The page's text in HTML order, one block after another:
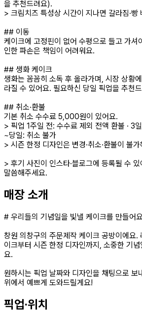
을 추천드려요).
> 크림치즈 특성상 시간이 지나면 갈라짐·빵
## 이동
케이크에 고정핀이 없어 수평으로 들고 가셔
인한 파손은 책임이 어려워요.
## 생화 케이크
생화는 꼼꼼히 소독 후 올라가며, 시장 상황
라질 수 있어요. 필요하신 당일 픽업을 추천
## 취소·환불
기본 취소 수수료 5,000원이 있어요.
> 픽업 1주일 전: 수수료 제외 전액 환불 · 3
~당일: 취소 불가
> 시즌 한정 디자인은 변경·취소·환불이 불가
> 후기 사진이 인스타·블로그에 등록될 수
말씀해주세요.
매장 소개
# 우리들의 기념일을 빛낼 케이크를 만들어
창원 의창구의 주문제작 케이크 공방이에요.
이크부터 시즌 한정 디자인까지, 소중한 기
요.
원하시는 픽업 날짜와 디자인을 채팅으로 보
위에서 예쁘게 도와드릴게요!
픽업·위치